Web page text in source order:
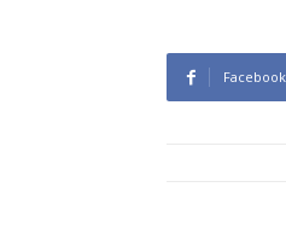
Facebook